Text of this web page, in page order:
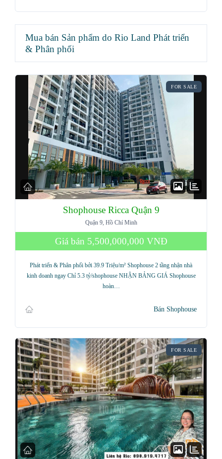
Mua bán Sản phẩm do Rio Land Phát triển
& Phân phối
FOR SALE
Shophouse Ricca Quận 9
Quận 9, Hồ Chí Minh
Giá bán 5,500,000,000 VNĐ
Phát triển & Phân phối bởi 39.9 Triệu/m² Shophouse 2 tầng nhận nhà
kinh doanh ngay Chỉ 5.3 tỷ/shophouse NHẬN BẢNG GIÁ Shophouse
hoàn…
Bán Shophouse
FOR SALE